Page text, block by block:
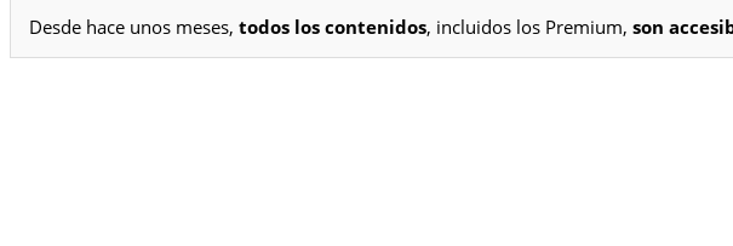
Desde hace unos meses, todos los contenidos, incluidos los Premium, son